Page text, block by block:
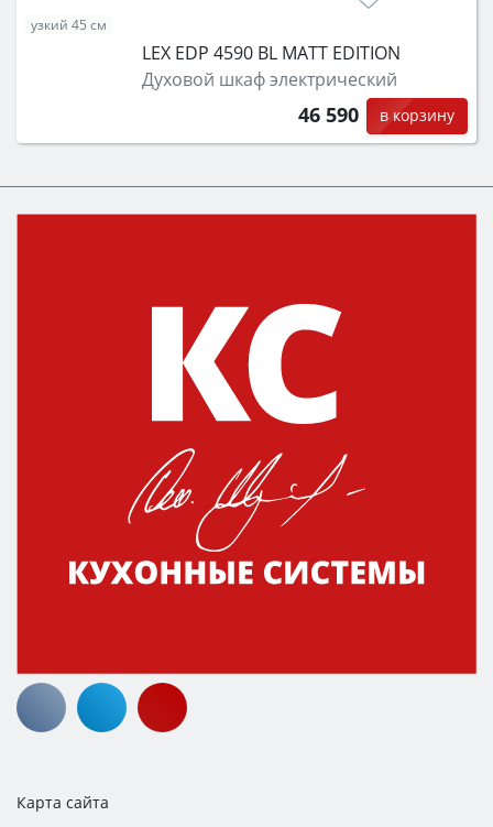
узкий 45 см
LEX EDP 4590 BL MATT EDITION
Духовой шкаф электрический
46 590 в корзину
Карта сайта